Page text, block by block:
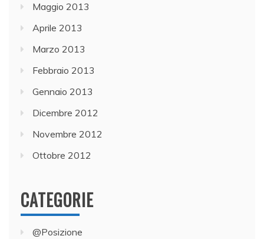
Maggio 2013
Aprile 2013
Marzo 2013
Febbraio 2013
Gennaio 2013
Dicembre 2012
Novembre 2012
Ottobre 2012
CATEGORIE
@Posizione